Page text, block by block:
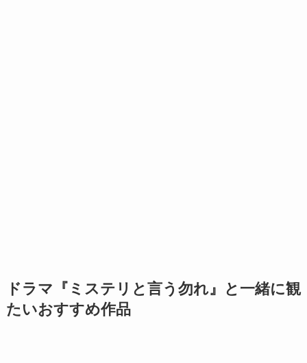
ドラマ『ミステリと言う勿れ』と一緒に観
たいおすすめ作品